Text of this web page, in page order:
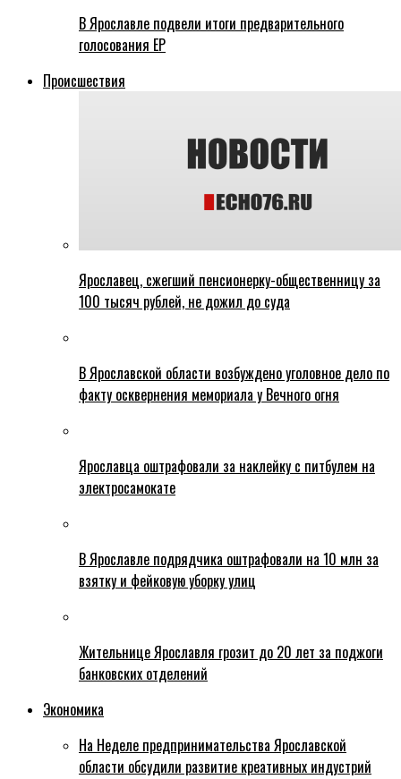
В Ярославле подвели итоги предварительного
голосования ЕР
Происшествия
Ярославец, сжегший пенсионерку-общественницу за
100 тысяч рублей, не дожил до суда
В Ярославской области возбуждено уголовное дело по
факту осквернения мемориала у Вечного огня
Ярославца оштрафовали за наклейку с питбулем на
электросамокате
В Ярославле подрядчика оштрафовали на 10 млн за
взятку и фейковую уборку улиц
Жительнице Ярославля грозит до 20 лет за поджоги
банковских отделений
Экономика
На Неделе предпринимательства Ярославской
области обсудили развитие креативных индустрий